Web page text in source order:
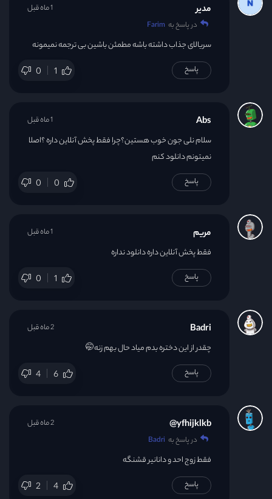
مدیر
در پاسخ به Farim
سریالای جذاب داشته باشه مطمئن باشین بی ترجمه نمیمونه
0 1
1 ماه قبل
پاسخ
Abs
سلام نلی جون خوب هستین؟چرا فقط پخش آنلاین داره ؟اصلا
نمیتونم دانلود کنم
0 0
1 ماه قبل
پاسخ
مریم
فقط پخش آنلاین داره دانلود نداره
0 1
1 ماه قبل
پاسخ
Badri
چقدر از این دختره بدم میاد حال بهم زنه🤭
4 6
2 ماه قبل
پاسخ
yfhijklkb@
در پاسخ به Badri
فقط زوج احد و دانانیر قشنگه
2 4
2 ماه قبل
پاسخ